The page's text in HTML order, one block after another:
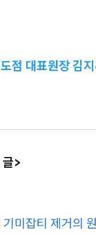
점 대표원장 김
>
미잡티 제거의